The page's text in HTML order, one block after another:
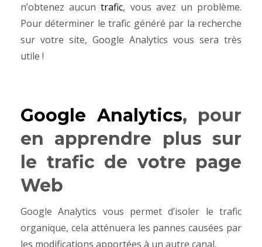
n’obtenez aucuntrafic, vous avez un problème.
Pour déterminer le trafic généré par la recherche
sur votre site, Google Analytics vous sera très
utile !
Google Analytics, pour
en apprendre plus sur
le trafic de votre page
Web
Google Analytics vous permet d’isoler le trafic
organique, cela atténuera les pannes causées par
les modifications apportées à un autre canal.